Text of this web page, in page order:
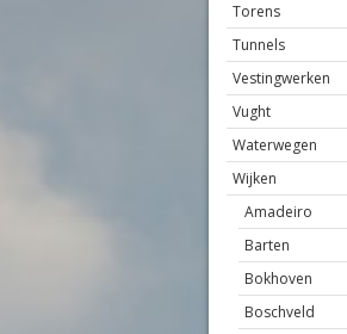
Torens
Tunnels
Vestingwerken
Vught
Waterwegen
Wijken
Amadeiro
Barten
Bokhoven
Boschveld